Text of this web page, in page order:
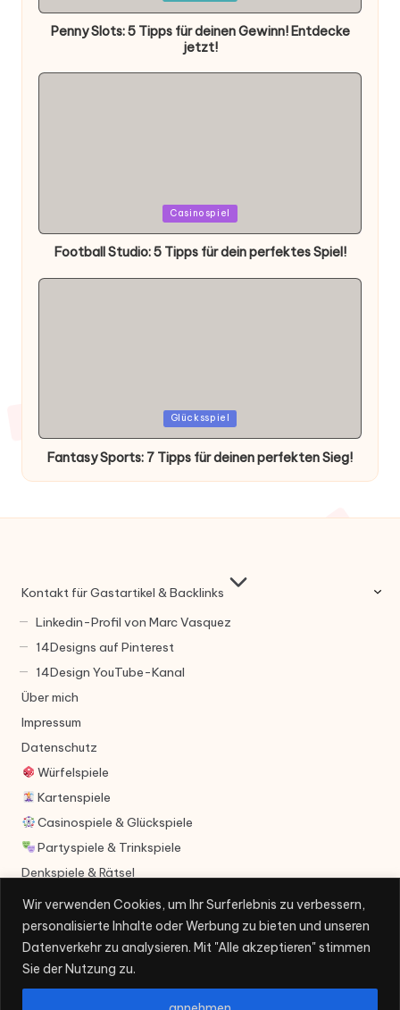
Wir verwenden Cookies, um Ihr Surferlebnis zu verbessern,
personalisierte Inhalte oder Werbung zu bieten und unseren
Datenverkehr zu analysieren. Mit "Alle akzeptieren" stimmen
Sie der Nutzung zu.
in
Penny Slots: 5 Tipps für deinen Gewinn! Entdecke
jetzt!
in
Casinospiel
Football Studio: 5 Tipps für dein perfektes Spiel!
in
Glücksspiel
Fantasy Sports: 7 Tipps für deinen perfekten Sieg!
Kontakt für Gastartikel & Backlinks
Linkedin-Profil von Marc Vasquez
14Designs auf Pinterest
14Design YouTube-Kanal
Über mich
Impressum
Datenschutz
Würfelspiele
Kartenspiele
Casinospiele & Glückspiele
Partyspiele & Trinkspiele
Denkspiele & Rätsel
Videospiele